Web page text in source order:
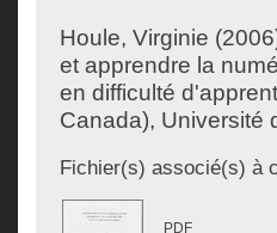
Houle, Virginie
et apprendre la
en difficulté
Canada), Université
Fichier(s) associé(s) à
PDF